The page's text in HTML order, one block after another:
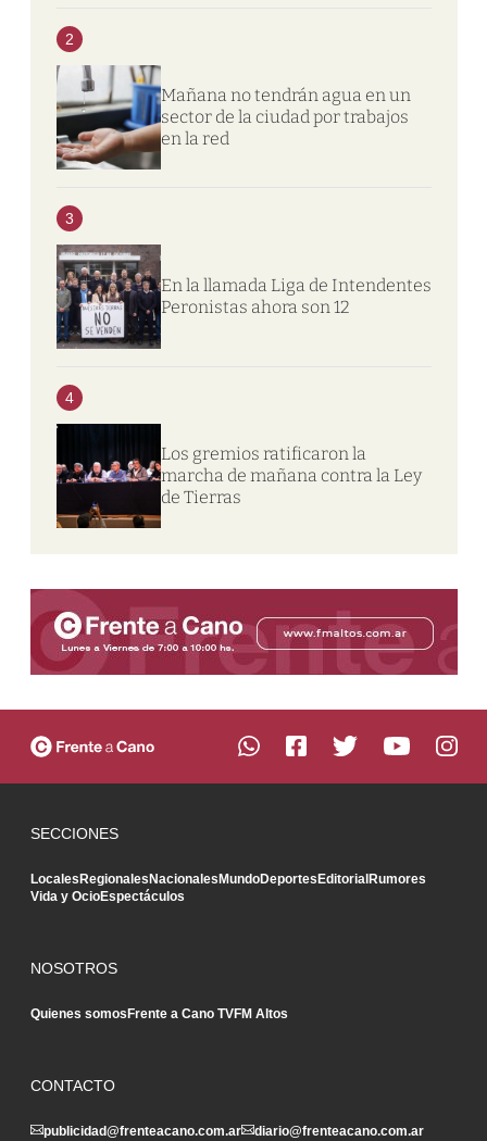
2
Mañana no tendrán agua en un
sector de la ciudad por trabajos
en la red
3
En la llamada Liga de Intendentes
Peronistas ahora son 12
4
Los gremios ratificaron la
marcha de mañana contra la Ley
de Tierras
SECCIONES
LocalesRegionalesNacionalesMundoDeportesEditorialRumores
Vida y OcioEspectáculos
NOSOTROS
Quienes somosFrente a Cano TVFM Altos
CONTACTO
publicidad@frenteacano.com.ar
diario@frenteacano.com.ar